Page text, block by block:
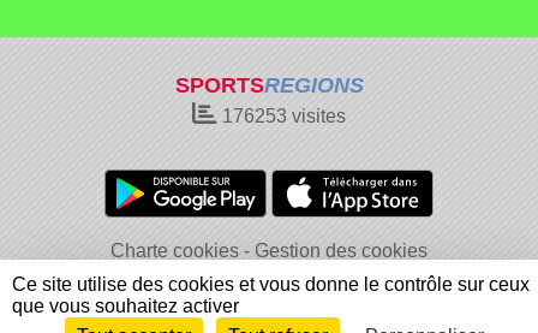
SPORTSREGIONS
176253 visites
Charte cookies
Gestion des cookies
Informations légales
Signaler un contenu inapproprié
Ce site utilise des cookies et vous donne le contrôle sur ceux
que vous souhaitez activer